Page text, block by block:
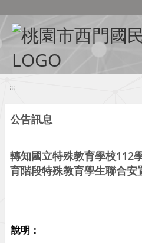
:::
公告訊息
轉知國立特殊教育學校112
育階段特殊教育學生聯合安
說明：